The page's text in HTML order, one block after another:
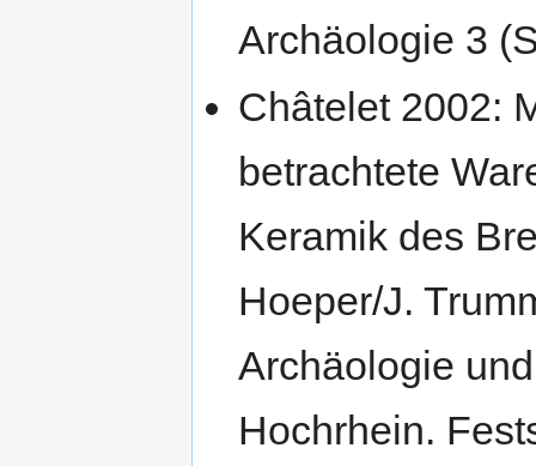
Archäologie 3
Châtelet 2002:
betrachtete
Keramik des
Hoeper/J.
Archäologie
Hochrhein.